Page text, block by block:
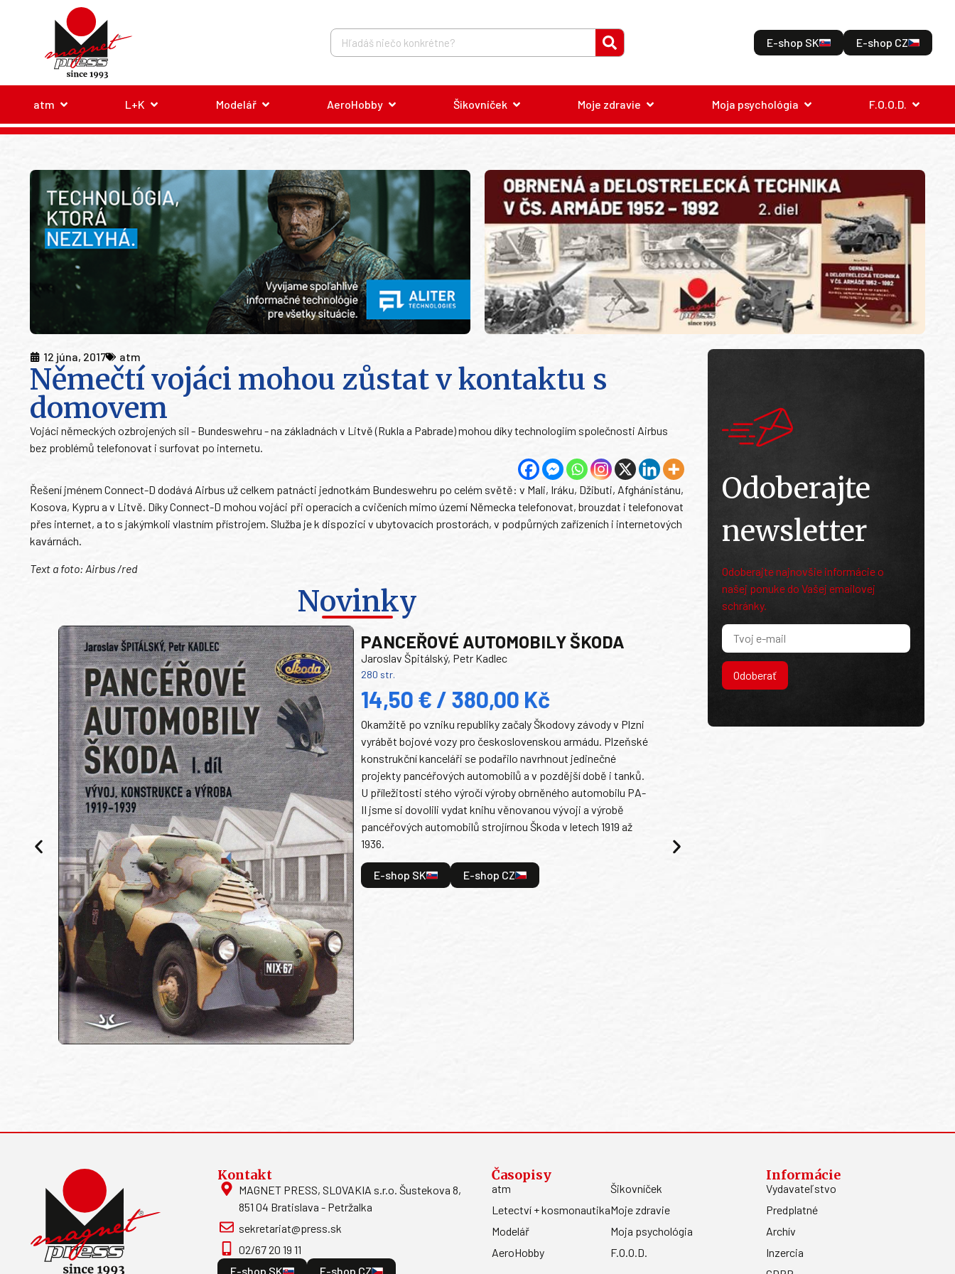
E-shop SK E-shop CZ
atm L+K Modelář AeroHobby Šikovníček Moje zdravie Moja psychológia F.O.O.D.
12 júna, 2017 atm
Němečtí vojáci mohou zůstat v kontaktu s
domovem
Vojáci německých ozbrojených sil - Bundeswehru - na základnách v Litvě (Rukla a Pabrade) mohou díky technologiím společnosti Airbus
bez problémů telefonovat i surfovat po internetu.
Řešení jménem Connect-D dodává Airbus už celkem patnácti jednotkám Bundeswehru po celém světě: v Mali, Iráku, Džibuti, Afghánistánu,
Kosova, Kypru a v Litvě. Díky Connect-D mohou vojáci při operacích a cvičeních mimo území Německa telefonovat, brouzdat i telefonovat
přes internet, a to s jakýmkoli vlastním přístrojem. Služba je k dispozici v ubytovacích prostorách, v podpůrných zařízeních i internetových
kavárnách.
Text a foto: Airbus /red
Novinky
PANCEŘOVÉ AUTOMOBILY ŠKODA
Jaroslav Špitálský, Petr Kadlec
280 str.
14,50 € / 380,00 Kč
Okamžitě po vzniku republiky začaly Škodovy závody v Plzni
vyrábět bojové vozy pro československou armádu. Plzeňské
konstrukční kanceláři se podařilo navrhnout jedinečné
projekty pancéřových automobilů a v pozdější době i tanků.
U příležitosti stého výročí výroby obrněného automobilu PA-
II jsme si dovolili vydat knihu věnovanou vývoji a výrobě
pancéřových automobilů strojírnou Škoda v letech 1919 až
1936.
E-shop SK E-shop CZ
Odoberajte
newsletter
Odoberajte najnovšie informácie o
našej ponuke do Vašej emailovej
schránky.
Odoberať
Kontakt
MAGNET PRESS, SLOVAKIA s.r.o. Šustekova 8,
851 04 Bratislava - Petržalka
sekretariat@press.sk
02/67 20 19 11
E-shop SK
E-shop CZ
Časopisy
atm
Letectví + kosmonautika
Modelář
AeroHobby
Šikovníček
Moje zdravie
Moja psychológia
F.O.O.D.
Informácie
Vydavateľstvo
Predplatné
Archív
Inzercia